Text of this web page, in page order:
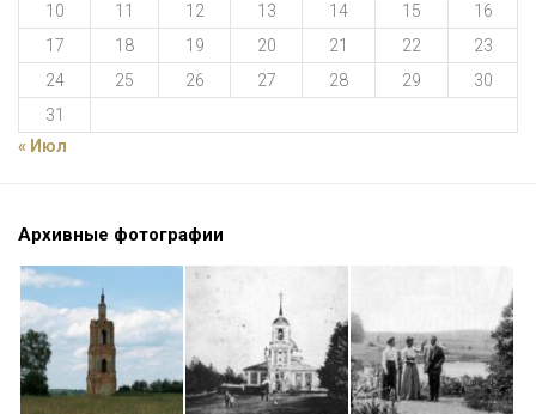
10
11 12 13 14 15
16
17
18 19 20 21 22
23
24
25 26 27 28 29
30
31
« Июл
Архивные фотографии